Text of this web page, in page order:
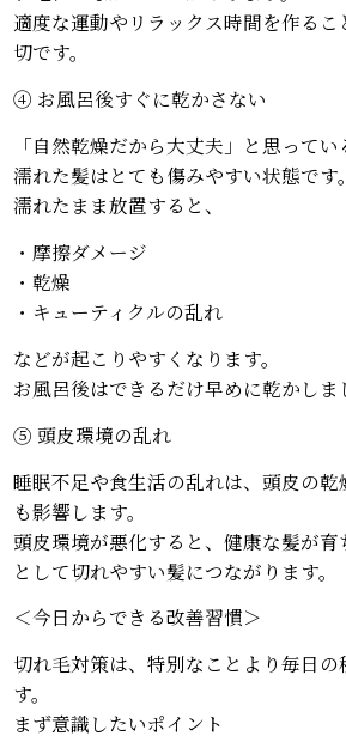
適度な運動やリラックス時間を作る
切です。
④ お風呂後すぐに乾かさない
「自然乾燥だから大丈夫」と思ってい
濡れた髪はとても傷みやすい状態です。
濡れたまま放置すると、
・摩擦ダメージ
・乾燥
・キューティクルの乱れ
などが起こりやすくなります。
お風呂後はできるだけ早めに乾かしま
⑤ 頭皮環境の乱れ
睡眠不足や食生活の乱れは、頭皮の乾
も影響します。
頭皮環境が悪化すると、健康な髪が
として切れやすい髪につながります。
＜今日からできる改善習慣＞
切れ毛対策は、特別なことより毎日
す。
まず意識したいポイント